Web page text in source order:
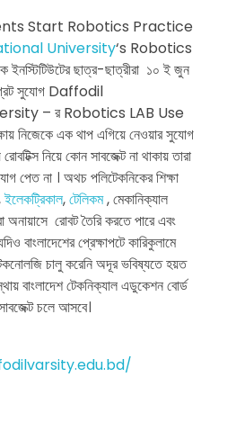
Start Robotics Practice
University‘s Robotics
ইনস্টিটিউটের ছাত্র-ছাত্রীরা ১০ ই জুন
সুযোগ Daffodil
– র Robotics LAB Use
নিজেকে এক থাপ এগিয়ে নেওয়ার সুযোগ
নিয়ে কোন সাবজেক্ট না থাকায় তারা
পেত না । অথচ পলিটেকনিকের শিক্ষা
ইলেকট্রিকাল,টেলিকম, মেকানিক্যাল
অনায়াসে রোবট তৈরি করতে পারে এবং
বাংলাদেশের প্রেক্ষাপটে কারিকুলামে
চালু করেনি অদূর ভবিষ্যতে হয়ত
বাংলাদেশ টেকনিক্যাল এডুকেশন বোর্ড
চলে আসবে।